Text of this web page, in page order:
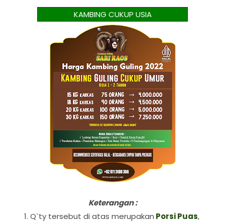
KAMBING CUKUP USIA
Keterangan :
Q`ty tersebut di atas merupakan Porsi Puas,